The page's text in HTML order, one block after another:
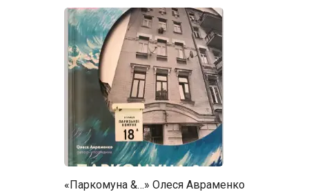
«Паркомуна &…» Олеся Авраменко